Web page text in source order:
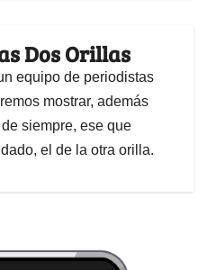
Dos Orillas
equipo de periodistas
mostrar, además
siempre, ese que
el de la otra orilla.